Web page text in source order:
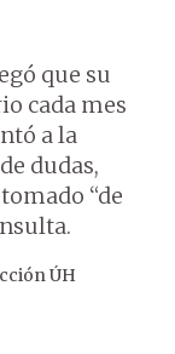
que su
cada mes
a la
dudas,
“de
ÚH